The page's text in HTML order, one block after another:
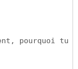
pourquoi tu